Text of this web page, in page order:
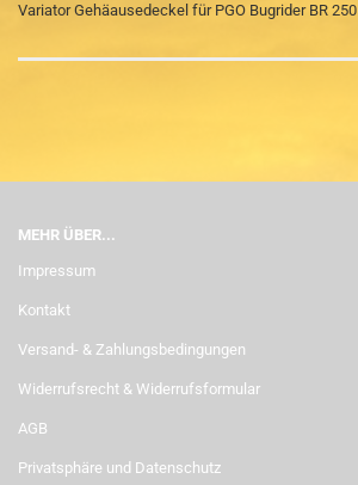
Variator Gehäausedeckel für PGO Bugrider BR 250
MEHR ÜBER...
Impressum
Kontakt
Versand- & Zahlungsbedingungen
Widerrufsrecht & Widerrufsformular
AGB
Privatsphäre und Datenschutz